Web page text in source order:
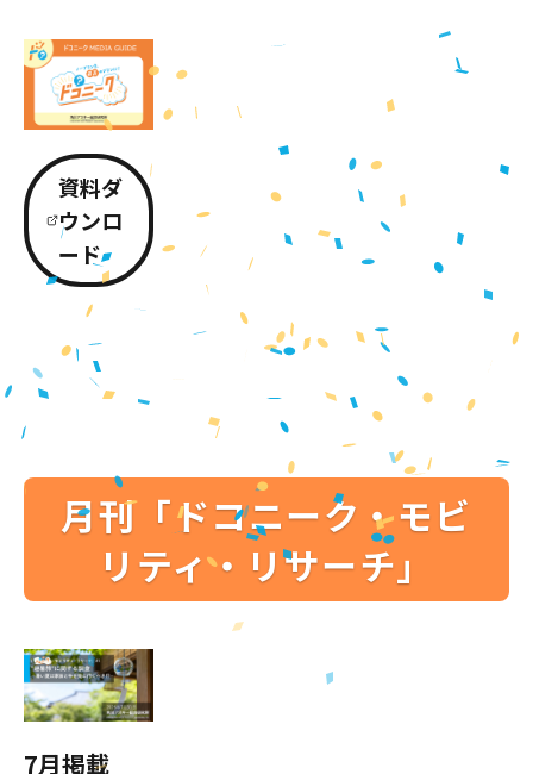
資料ダ
ウンロ
ード
月刊「ドコニーク・モビ
リティ・リサーチ」
7月掲載